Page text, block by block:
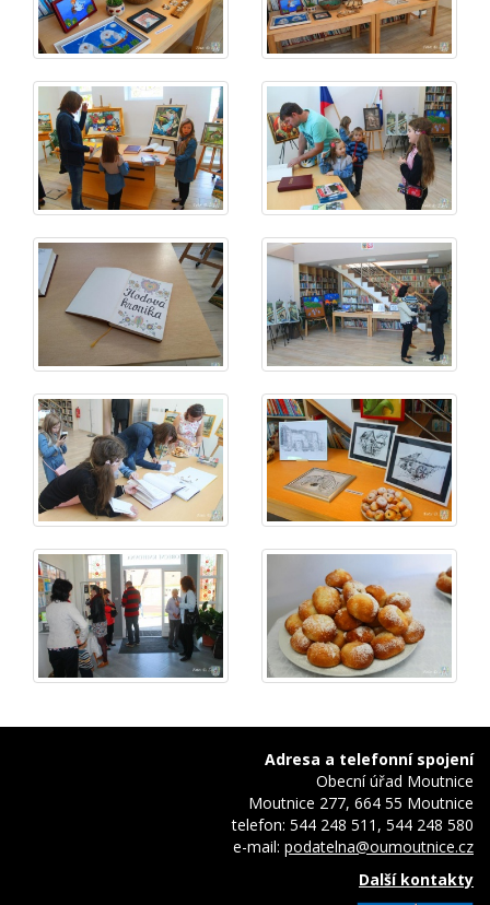
Adresa a telefonní spojení
Obecní úřad Moutnice
Moutnice 277, 664 55 Moutnice
telefon: 544 248 511, 544 248 580
e-mail: podatelna@oumoutnice.cz
Další kontakty